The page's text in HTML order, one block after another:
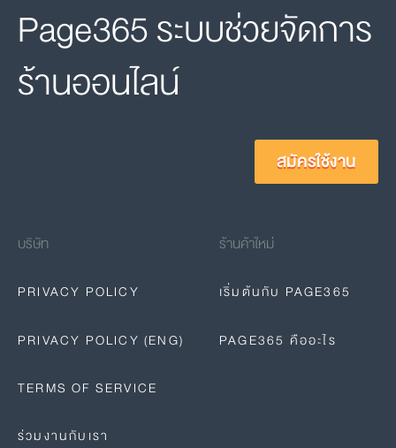
Page365 ระบบช่วยจัดการ
ร้านออนไลน์
สมัครใช้งาน
บริษัท
PRIVACY POLICY
PRIVACY POLICY (ENG)
TERMS OF SERVICE
ร่วมงานกับเรา
ร้านค้าใหม่
เริ่มต้นกับ PAGE365
PAGE365 คืออะไร